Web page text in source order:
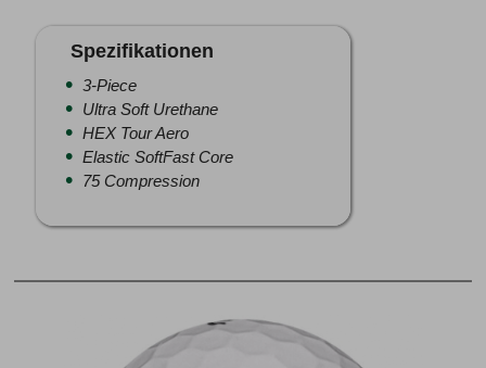
Spezifikationen
3-Piece
Ultra Soft Urethane
HEX Tour Aero
Elastic SoftFast Core
75 Compression